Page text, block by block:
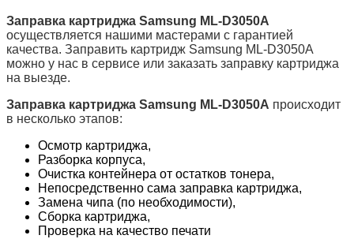
Заправка картриджа Samsung ML-D3050A
осуществляется нашими мастерами с гарантией
качества. Заправить картридж Samsung ML-D3050A
можно у нас в сервисе или заказать заправку картриджа
на выезде.
Заправка картриджа Samsung ML-D3050A происходит
в несколько этапов:
Осмотр картриджа,
Разборка корпуса,
Очистка контейнера от остатков тонера,
Непосредственно сама заправка картриджа,
Замена чипа (по необходимости),
Сборка картриджа,
Проверка на качество печати